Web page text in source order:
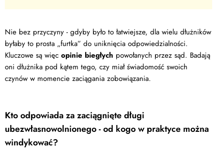
Nie bez przyczyny - gdyby było to łatwiejsze, dla wielu dłużników
byłaby to prosta „furtka” do uniknięcia odpowiedzialności.
Kluczowe są więc opinie biegłych powołanych przez sąd. Badają
oni dłużnika pod kątem tego, czy miał świadomość swoich
czynów w momencie zaciągania zobowiązania.
Kto odpowiada za zaciągnięte długi
ubezwłasnowolnionego - od kogo w praktyce można
windykować?